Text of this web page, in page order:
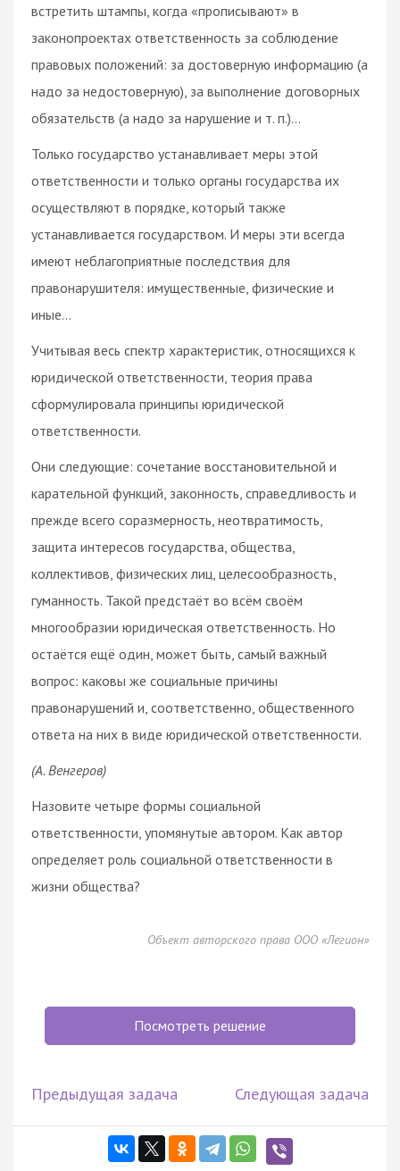
встретить штампы, когда «прописывают» в
законопроектах ответственность за соблюдение
правовых положений: за достоверную информацию (а
надо за недостоверную), за выполнение договорных
обязательств (а надо за нарушение и т. п.)…
Только государство устанавливает меры этой
ответственности и только органы государства их
осуществляют в порядке, который также
устанавливается государством. И меры эти всегда
имеют неблагоприятные последствия для
правонарушителя: имущественные, физические и
иные…
Учитывая весь спектр характеристик, относящихся к
юридической ответственности, теория права
сформулировала принципы юридической
ответственности.
Они следующие: сочетание восстановительной и
карательной функций, законность, справедливость и
прежде всего соразмерность, неотвратимость,
защита интересов государства, общества,
коллективов, физических лиц, целесообразность,
гуманность. Такой предстаёт во всём своём
многообразии юридическая ответственность. Но
остаётся ещё один, может быть, самый важный
вопрос: каковы же социальные причины
правонарушений и, соответственно, общественного
ответа на них в виде юридической ответственности.
(А. Венгеров)
Назовите четыре формы социальной
ответственности, упомянутые автором. Как автор
определяет роль социальной ответственности в
жизни общества?
Объект авторского права ООО «Легион»
Посмотреть решение
Предыдущая задача Следующая задача